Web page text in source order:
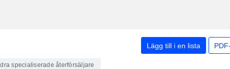
Lägg till i en lista
specialiserade återförsäljare